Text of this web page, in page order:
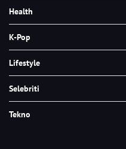
Health
K-Pop
Lifestyle
Selebriti
Tekno